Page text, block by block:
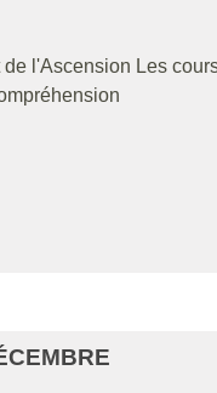
l'Ascension Les